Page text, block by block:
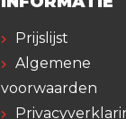
Prijslijst
Algemene
voorwaarden